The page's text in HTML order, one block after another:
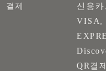
결제
신용카
VISA,
QR결제